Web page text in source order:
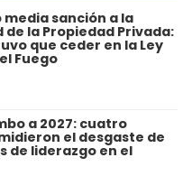
media sanción a la
de la Propiedad Privada:
que ceder en la Ley
Fuego
a 2027: cuatro
el desgaste de
de liderazgo en el